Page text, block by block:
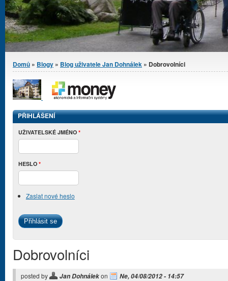
Jste zde
Domů » Blogy » Blog uživatele Jan Dohnálek » Dobrovolníci
PŘIHLÁŠENÍ
UŽIVATELSKÉ JMÉNO *
HESLO *
Zaslat nové heslo
Dobrovolníci
posted by Jan Dohnálekon Ne, 04/08/2012 - 14:57